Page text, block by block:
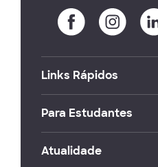
Links Rápidos
Para Estudantes
Atualidade